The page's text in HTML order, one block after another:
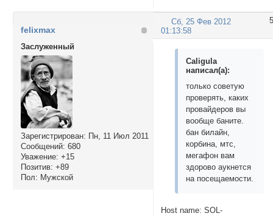
5
Сб, 25 Фев 2012
01:13:58
felixmax
Заслуженный
Зарегистрирован: Пн, 11 Июл 2011
Сообщений: 680
Уважение: +15
Позитив: +89
Пол: Мужской
Caligula
написал(а):
только советую
проверять, каких
провайдеров вы
вообще баните.
бан билайн,
корбина, мтс,
мегафон вам
здорово аукнется
на посещаемости.
Host name: SOL-